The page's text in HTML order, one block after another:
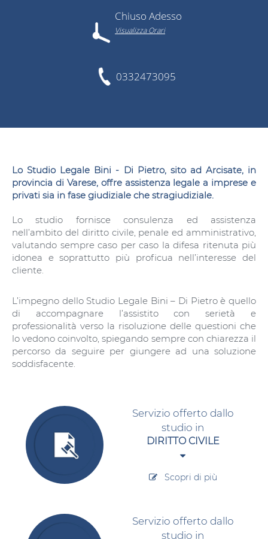
Chiuso Adesso
Visualizza Orari
0332473095
Lo Studio Legale Bini - Di Pietro, sito ad Arcisate, in
provincia di Varese, offre assistenza legale a imprese e
privati sia in fase giudiziale che stragiudiziale.
Lo studio fornisce consulenza ed assistenza
nell’ambito del diritto civile, penale ed amministrativo,
valutando sempre caso per caso la difesa ritenuta più
idonea e soprattutto più proficua nell’interesse del
cliente.
L’impegno dello Studio Legale Bini – Di Pietro è quello
di accompagnare l’assistito con serietà e
professionalità verso la risoluzione delle questioni che
lo vedono coinvolto, spiegando sempre con chiarezza il
percorso da seguire per giungere ad una soluzione
soddisfacente.
Servizio offerto dallo
studio in
DIRITTO CIVILE
Scopri di più
Servizio offerto dallo
studio in